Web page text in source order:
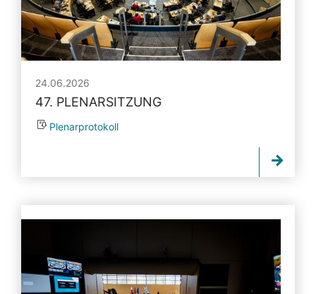
24.06.2026
47. PLENARSITZUNG
Plenarprotokoll